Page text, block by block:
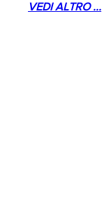
VEDI ALTRO ...